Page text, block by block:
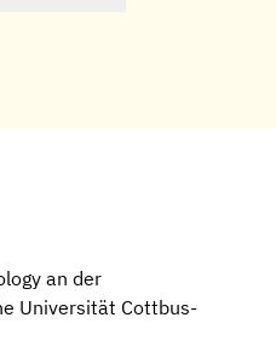
an der
Universität Cottbus-